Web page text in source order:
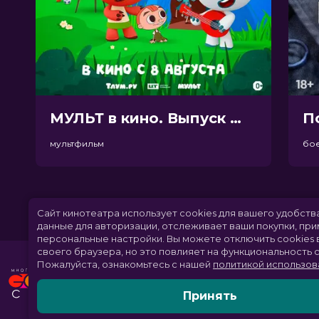
МУЛЬТ в кино. Выпуск №198. Некогда скучать (0+)
мультфильм
Сайт кинотеатра использует cookies для вашего
данные для авторизации, отслеживает ваши покупки,
персональные настройки. Вы можете отключить cookies
своего браузера, но это повлияет на функциональность
Пожалуйста, ознакомьтесь с нашей политикой
Принять